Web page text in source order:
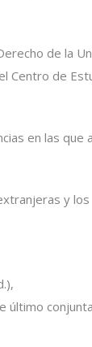
de la
Centro de
en las que
y los
último